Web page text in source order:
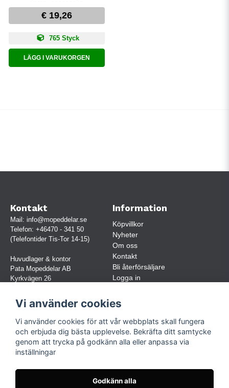
€ 19,26
765 Styck
LÄGG I VARUKORGEN
Kontakt
Mail: info@mopeddelar.se
Telefon: +46470 - 341 50
(Telefontider Tis-Tor 14-15)
Huvudlager & kontor
Pata Mopeddelar AB
Kyrkvägen 26
(OBS. Endast förbokade besök)
Org.nr:
559030-5248
Jur. namn: Pata Mopeddelar AB
Information
Köpvillkor
Nyheter
Om oss
Kontakt
Bli återförsäljare
Logga in
Följ oss
Vi använder cookies
Vi använder cookies för att vår webbplats skall fungera
och erbjuda dig bästa upplevelse. Bekräfta ditt samtycke
genom att trycka på godkänn alla eller anpassa via
inställningar
Godkänn alla